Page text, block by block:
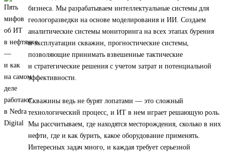
бизнеса. Мы разрабатываем интеллектуальные системы для
геологоразведки на основе моделирования и ИИ. Создаем
аналитические системы мониторинга на всех этапах бурения
и эксплуатации скважин, прогностические системы,
позволяющие принимать взвешенные тактические
и стратегические решения с учетом затрат и потенциальной
эффективности.
Скважины ведь не бурят лопатами — это сложный
технологический процесс, и ИТ в нем играет решающую роль.
Мы рассчитываем, где находятся месторождения, сколько в них
нефти, где и как бурить, какое оборудование применять.
Интересных задач много, и каждая требует серьезной